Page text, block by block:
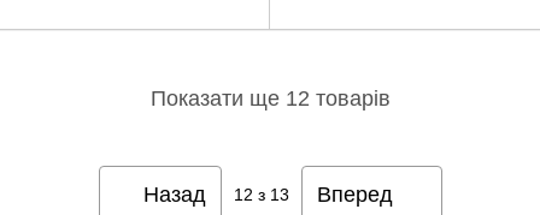
Показати ще 12 товарів
Назад 12 з 13 Вперед